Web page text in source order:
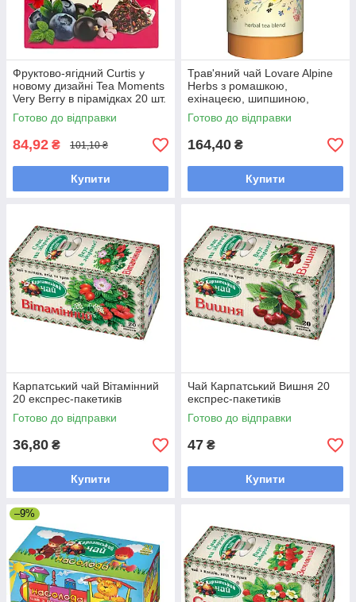
Фруктово-ягідний Curtis у
новому дизайні Tea Moments
Very Berry в пірамідках 20 шт.
Готово до відправки
84,92 ₴ 101,10 ₴
Купити
Трав'яний чай Lovare Alpine
Herbs з ромашкою,
ехінацеєю, шипшиною,
м'ятою 80 грамів у
подарунковій упаковці
Готово до відправки
164,40 ₴
Купити
Карпатський чай Вітамінний
20 експрес-пакетиків
Готово до відправки
36,80 ₴
Купити
Чай Карпатський Вишня 20
експрес-пакетиків
Готово до відправки
47 ₴
Купити
–9%